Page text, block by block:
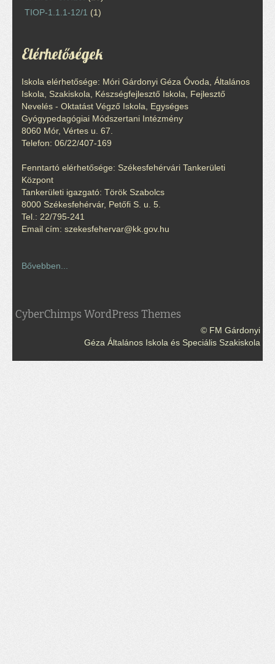
TIOP-1.1.1-12/1 (1)
Elérhetőségek
Iskola elérhetősége: Móri Gárdonyi Géza Óvoda, Általános
Iskola, Szakiskola, Készségfejlesztő Iskola, Fejlesztő
Nevelés - Oktatást Végző Iskola, Egységes
Gyógypedagógiai Módszertani Intézmény
8060 Mór, Vértes u. 67.
Telefon: 06/22/407-169
Fenntartó elérhetősége: Székesfehérvári Tankerületi
Központ
Tankerületi igazgató: Török Szabolcs
8000 Székesfehérvár, Petőfi S. u. 5.
Tel.: 22/795-241
Email cím: szekesfehervar@kk.gov.hu
Bővebben...
CyberChimps WordPress Themes
© FM Gárdonyi
Géza Általános Iskola és Speciális Szakiskola